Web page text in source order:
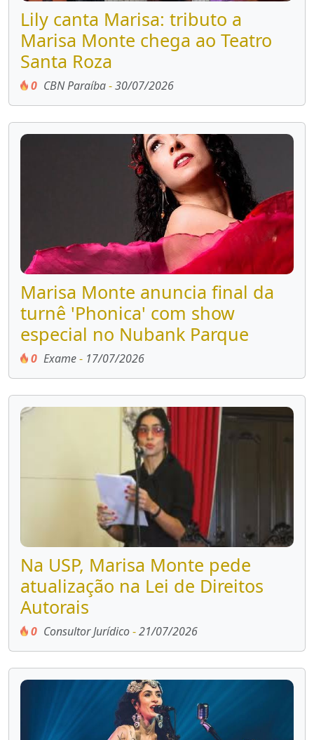
Lily canta Marisa: tributo a
Marisa Monte chega ao Teatro
Santa Roza
0 CBN Paraíba-30/07/2026
Marisa Monte anuncia final da
turnê 'Phonica' com show
especial no Nubank Parque
0 Exame- 17/07/2026
Na USP, Marisa Monte pede
atualização na Lei de Direitos
Autorais
0 Consultor Jurídico-21/07/2026